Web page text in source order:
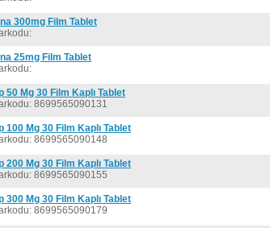
300mg Film Tablet
25mg Film Tablet
50 Mg 30 Film Kaplı Tablet
8699565090131
100 Mg 30 Film Kaplı Tablet
8699565090148
200 Mg 30 Film Kaplı Tablet
8699565090155
300 Mg 30 Film Kaplı Tablet
8699565090179